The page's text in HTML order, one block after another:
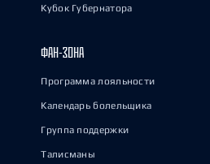
Кубок Губернатора
ФАН-ЗОНА
Программа лояльности
Календарь болельщика
Группа поддержки
Талисманы